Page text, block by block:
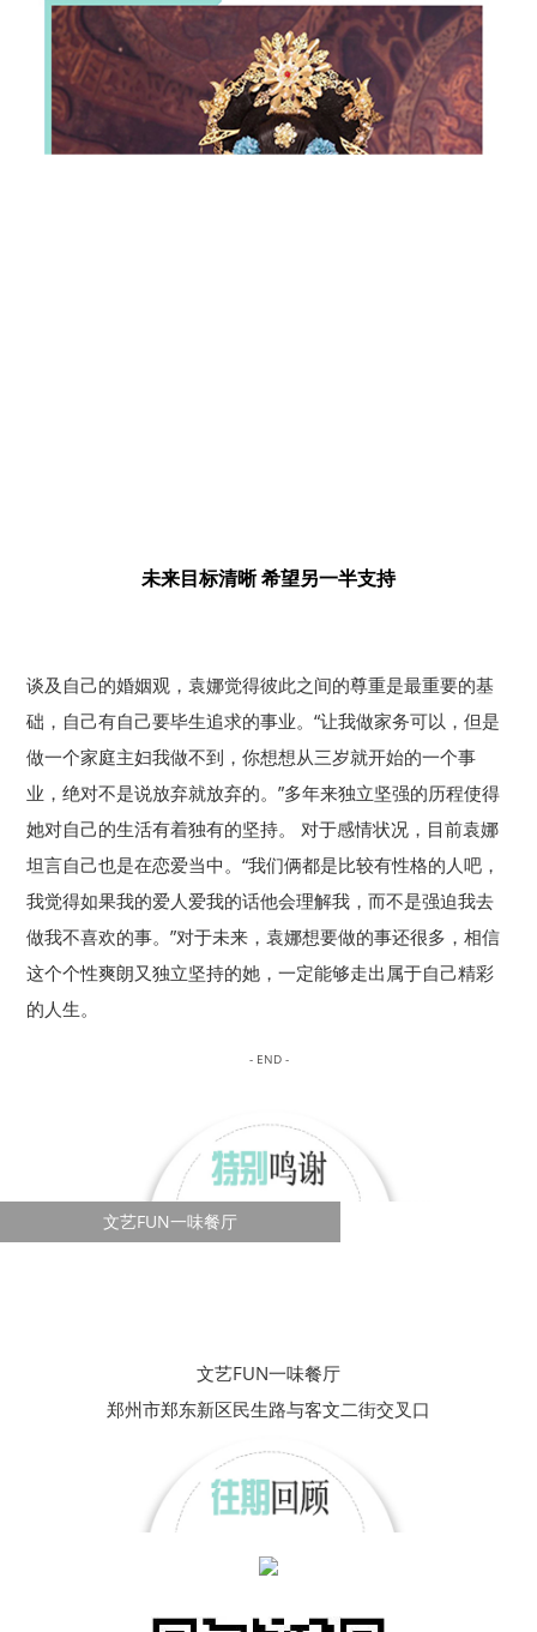
未来目标清晰 希望另一半支持
谈及自己的婚姻观，袁娜觉得彼此之间的尊重是最重要的基
础，自己有自己要毕生追求的事业。“让我做家务可以，但是
做一个家庭主妇我做不到，你想想从三岁就开始的一个事
业，绝对不是说放弃就放弃的。”多年来独立坚强的历程使得
她对自己的生活有着独有的坚持。 对于感情状况，目前袁娜
坦言自己也是在恋爱当中。“我们俩都是比较有性格的人吧，
我觉得如果我的爱人爱我的话他会理解我，而不是强迫我去
做我不喜欢的事。”对于未来，袁娜想要做的事还很多，相信
这个个性爽朗又独立坚持的她，一定能够走出属于自己精彩
的人生。
- END -
文艺FUN一味餐厅
文艺FUN一味餐厅
郑州市郑东新区民生路与客文二街交叉口